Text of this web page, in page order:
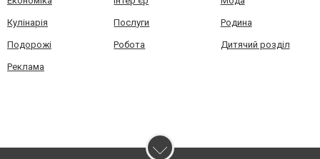
Кулінарія Послуги Родина
Подорожі Робота Дитячий розділ
Реклама